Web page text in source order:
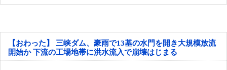
【おわった】 三峡ダム、豪雨で13基の水門を開き大規模放流
開始か 下流の工場地帯に洪水流入で崩壊はじまる